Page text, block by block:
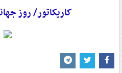
کاریکاتور/ روز